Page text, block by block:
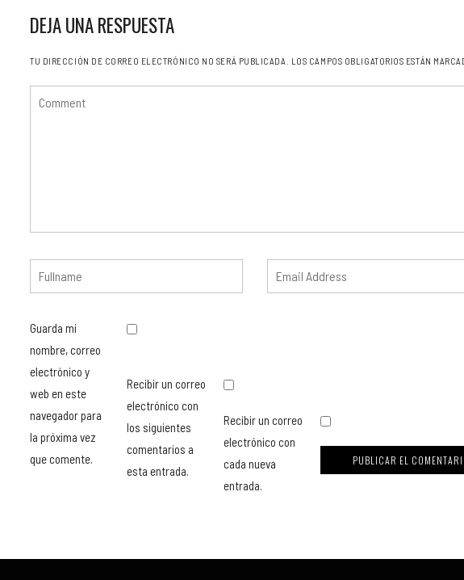
DEJA UNA RESPUESTA
TU DIRECCIÓN DE CORREO ELECTRÓNICO NO SERÁ PUBLICADA. LOS CAMPOS OBLIGATORIOS ESTÁN
Guarda mi
nombre, correo
electrónico y
web en este
navegador para
la próxima vez
que comente.
Recibir un correo
electrónico con
los siguientes
comentarios a
esta entrada.
Recibir un correo
electrónico con
cada nueva
entrada.